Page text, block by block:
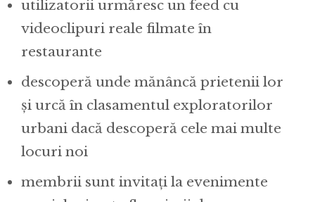
utilizatorii urmăresc un feed cu
videoclipuri reale filmate în
restaurante
descoperă unde mănâncă prietenii lor
și urcă în clasamentul exploratorilor
urbani dacă descoperă cele mai multe
locuri noi
membrii sunt invitați la evenimente